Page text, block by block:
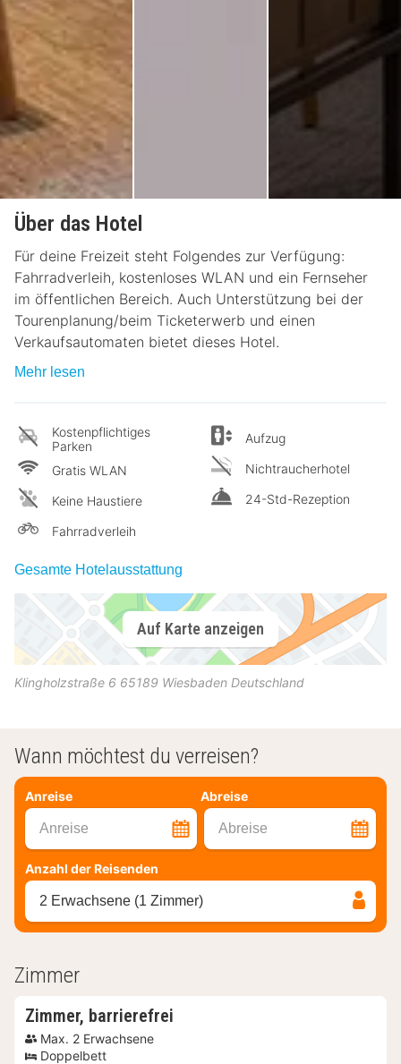
Über das Hotel
Für deine Freizeit steht Folgendes zur Verfügung:
Fahrradverleih, kostenloses WLAN und ein Fernseher
im öffentlichen Bereich. Auch Unterstützung bei der
Tourenplanung/beim Ticketerwerb und einen
Verkaufsautomaten bietet dieses Hotel.
Mehr lesen
Kostenpflichtiges
Parken
Gratis WLAN
Keine Haustiere
Fahrradverleih
Aufzug
Nichtraucherhotel
24-Std-Rezeption
Gesamte Hotelausstattung
Auf Karte anzeigen
Klingholzstraße 6 65189 Wiesbaden Deutschland
Wann möchtest du verreisen?
Anreise Abreise
Anreise Abreise
Anzahl der Reisenden
2 Erwachsene (1 Zimmer)
Zimmer
Zimmer, barrierefrei
Max. 2 Erwachsene
Doppelbett